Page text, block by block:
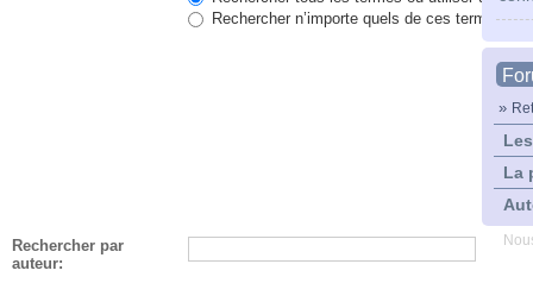
»
La
Rechercher n’importe quels de ces termes
Rechercher par
auteur: